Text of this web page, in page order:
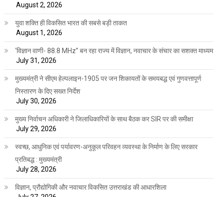
August 2, 2026
युवा शक्ति ही विकसित भारत की सबसे बड़ी ताकत
August 1, 2026
‘विज्ञान वाणी- 88.8 MHz” बन रहा राज्य में विज्ञान, नवाचार के संचार का सशक्त माध्यम
July 31, 2026
मुख्यमंत्री ने सीएम हेल्पलाइन-1905 पर जन शिकायतों के समयबद्ध एवं गुणवत्तापूर्ण
निस्तारण के दिए सख्त निर्देश
July 30, 2026
मुख्य निर्वाचन अधिकारी ने जिलाधिकारियों के साथ बैठक कर SIR पर की समीक्षा
July 29, 2026
स्वच्छ, आधुनिक एवं पर्यावरण-अनुकूल परिवहन व्यवस्था के निर्माण के लिए सरकार
प्रतिबद्ध : मुख्यमंत्री
July 28, 2026
विज्ञान, प्रौद्योगिकी और नवाचार विकसित उत्तराखंड की आधारशिला